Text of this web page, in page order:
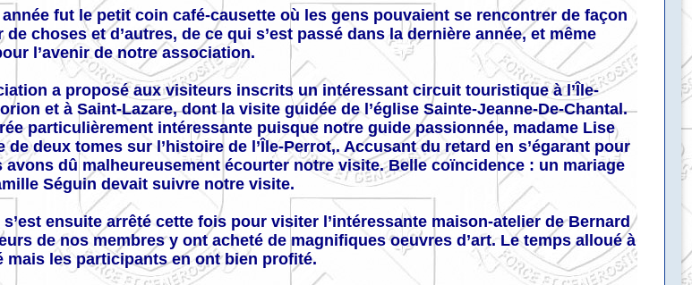
fut le petit coin café-causette où les gens pouvaient se rencontrer de façon
choses et d’autres, de ce qui s’est passé dans la dernière année, et même
l’avenir de notre association.
a proposé aux visiteurs inscrits un intéressant circuit touristique à l’Île-
et à Saint-Lazare, dont la visite guidée de l’église Sainte-Jeanne-De-Chantal.
particulièrement intéressante puisque notre guide passionnée, madame Lise
de deux tomes sur l’histoire de l’Île-Perrot,. Accusant du retard en s’égarant pour
avons dû malheureusement écourter notre visite. Belle coïncidence : un mariage
Séguin devait suivre notre visite.
ensuite arrêté cette fois pour visiter l’intéressante maison-atelier de Bernard
de nos membres y ont acheté de magnifiques oeuvres d’art. Le temps alloué à
mais les participants en ont bien profité.